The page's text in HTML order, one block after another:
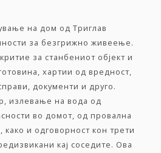
на дом од Триглав
за безгрижно живеење.
за станбениот објект и
хартии од вредност,
документи и друго.
излевање на вода од
во домот, од провална
и одговорност кон трети
кај соседите. Ова